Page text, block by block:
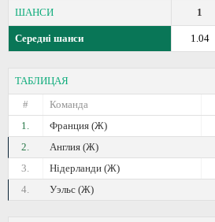
ШАНСИ 1
Середні шанси 1.04
ТАБЛИЦАЯ
#
Команда
1.
Франция (Ж)
2.
Англия (Ж)
3.
Нідерланди (Ж)
4.
Уэльс (Ж)